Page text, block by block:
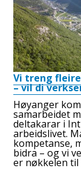
Vi treng
– vil di
Høyanger
samarbeidet
deltakarar i
arbeidslivet.
kompetanse,
bidra – og vi
er nøkkelen til